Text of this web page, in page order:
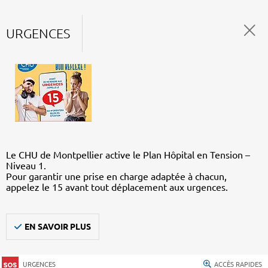
URGENCES
Le CHU de Montpellier active le Plan Hôpital en Tension –
Niveau 1.
Pour garantir une prise en charge adaptée à chacun,
appelez le 15 avant tout déplacement aux urgences.
EN SAVOIR PLUS
URGENCES ACCÈS RAPIDES